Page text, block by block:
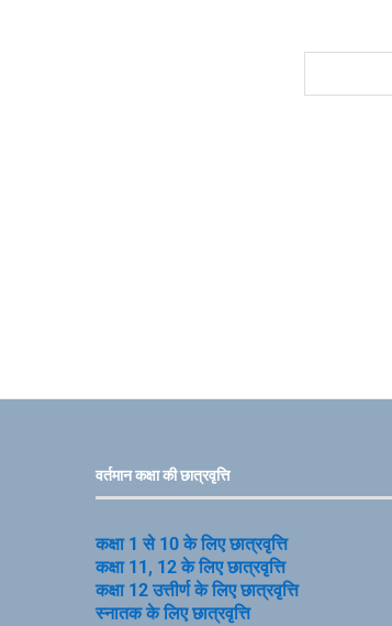
वर्तमान कक्षा की छात्रवृत्ति
कक्षा 1 से 10 के लिए छात्रवृत्ति
कक्षा 11, 12 के लिए छात्रवृत्ति
कक्षा 12 उत्तीर्ण के लिए छात्रवृत्ति
स्नातक के लिए छात्रवृत्ति